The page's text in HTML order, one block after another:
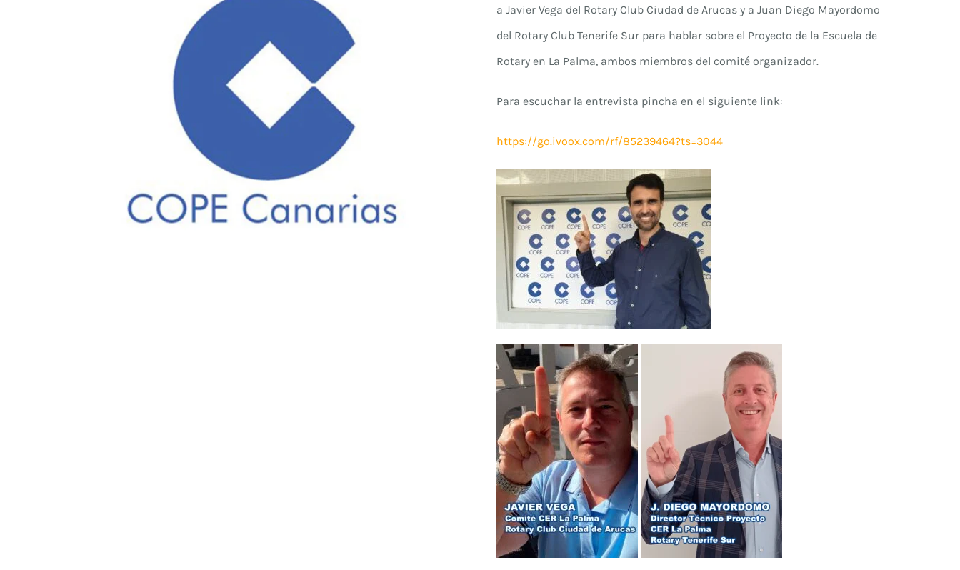
a Javier Vega del Rotary Club Ciudad de Arucas y a Juan Diego Mayordomo
del Rotary Club Tenerife Sur para hablar sobre el Proyecto de la Escuela de
Rotary en La Palma, ambos miembros del comité organizador.
Para escuchar la entrevista pincha en el siguiente link:
https://go.ivoox.com/rf/85239464?ts=3044